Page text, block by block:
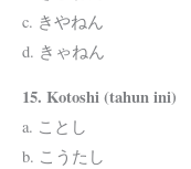
c. きやねん
d. きゃねん
15. Kotoshi (tahun ini)
a. ことし
b. こうたし